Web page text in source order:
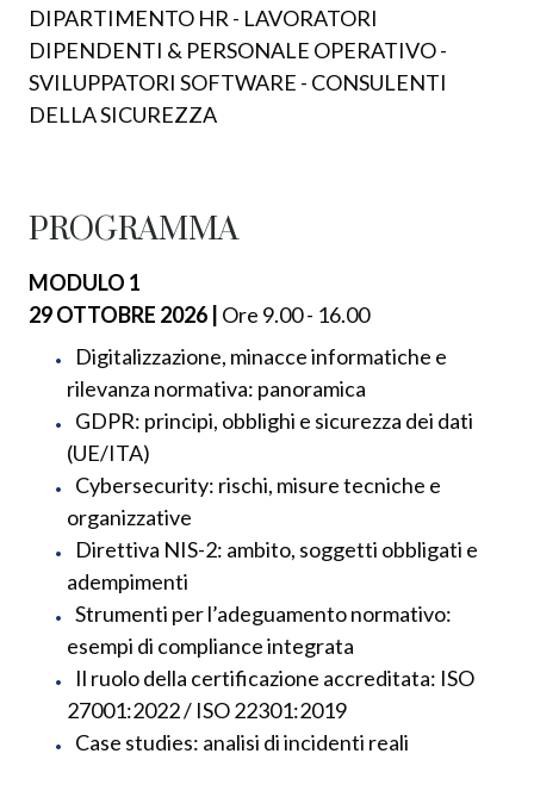
DIPARTIMENTO HR - LAVORATORI
DIPENDENTI & PERSONALE OPERATIVO -
SVILUPPATORI SOFTWARE - CONSULENTI
DELLA SICUREZZA
PROGRAMMA
MODULO 1
29 OTTOBRE 2026 | Ore 9.00 - 16.00
Digitalizzazione, minacce informatiche e
rilevanza normativa: panoramica
GDPR: principi, obblighi e sicurezza dei dati
(UE/ITA)
Cybersecurity: rischi, misure tecniche e
organizzative
Direttiva NIS-2: ambito, soggetti obbligati e
adempimenti
Strumenti per l’adeguamento normativo:
esempi di compliance integrata
Il ruolo della certificazione accreditata: ISO
27001:2022 / ISO 22301:2019
Case studies: analisi di incidenti reali